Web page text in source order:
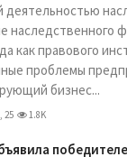
деятельностью
наследственного
как правового
проблемы
бизнес...
25 1.8K